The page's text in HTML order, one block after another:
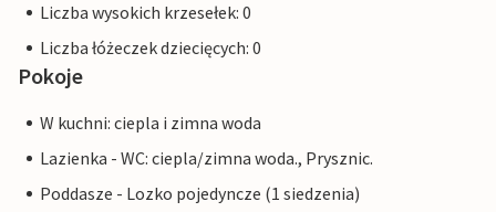
Liczba wysokich krzesełek: 0
Liczba łóżeczek dziecięcych: 0
Pokoje
W kuchni: ciepla i zimna woda
Lazienka - WC: ciepla/zimna woda., Prysznic.
Poddasze - Lozko pojedyncze (1 siedzenia)